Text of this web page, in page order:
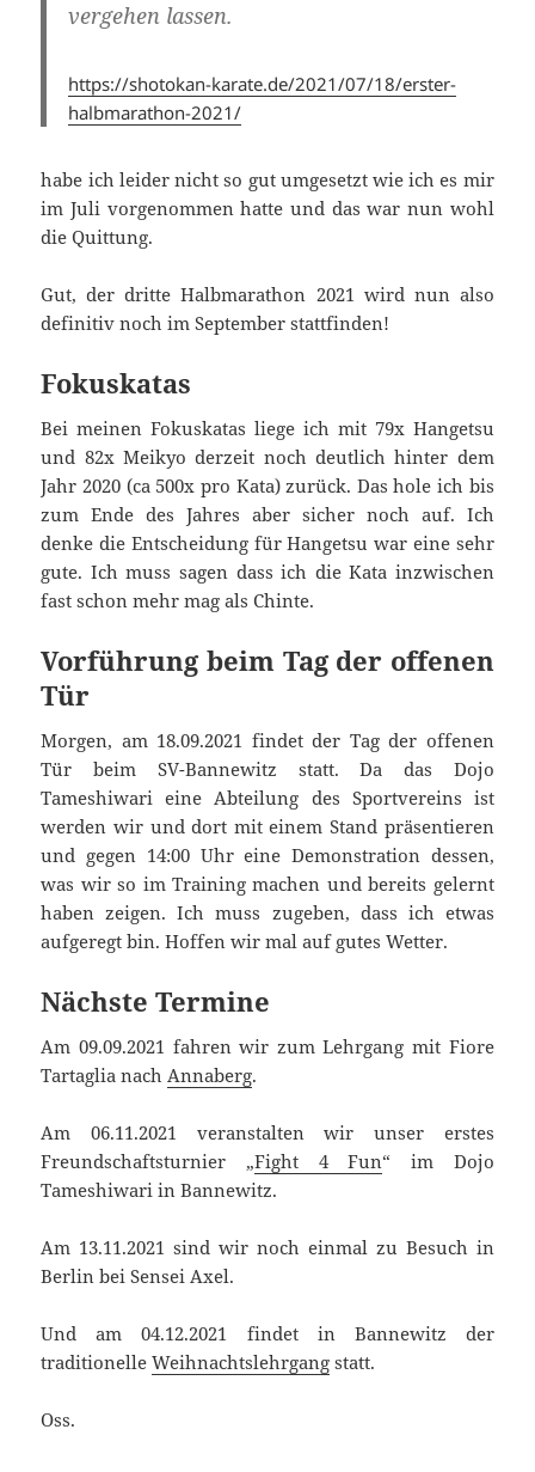
vergehen lassen.
https://shotokan-karate.de/2021/07/18/erster-
halbmarathon-2021/
habe ich leider nicht so gut umgesetzt wie ich es mir
im Juli vorgenommen hatte und das war nun wohl
die Quittung.
Gut, der dritte Halbmarathon 2021 wird nun also
definitiv noch im September stattfinden!
Fokuskatas
Bei meinen Fokuskatas liege ich mit 79x Hangetsu
und 82x Meikyo derzeit noch deutlich hinter dem
Jahr 2020 (ca 500x pro Kata) zurück. Das hole ich bis
zum Ende des Jahres aber sicher noch auf. Ich
denke die Entscheidung für Hangetsu war eine sehr
gute. Ich muss sagen dass ich die Kata inzwischen
fast schon mehr mag als Chinte.
Vorführung beim Tag der offenen
Tür
Morgen, am 18.09.2021 findet der Tag der offenen
Tür beim SV-Bannewitz statt. Da das Dojo
Tameshiwari eine Abteilung des Sportvereins ist
werden wir und dort mit einem Stand präsentieren
und gegen 14:00 Uhr eine Demonstration dessen,
was wir so im Training machen und bereits gelernt
haben zeigen. Ich muss zugeben, dass ich etwas
aufgeregt bin. Hoffen wir mal auf gutes Wetter.
Nächste Termine
Am 09.09.2021 fahren wir zum Lehrgang mit Fiore
Tartaglia nach Annaberg.
Am 06.11.2021 veranstalten wir unser erstes
Freundschaftsturnier „Fight 4 Fun“ im Dojo
Tameshiwari in Bannewitz.
Am 13.11.2021 sind wir noch einmal zu Besuch in
Berlin bei Sensei Axel.
Und am 04.12.2021 findet in Bannewitz der
traditionelleWeihnachtslehrgang statt.
Oss.